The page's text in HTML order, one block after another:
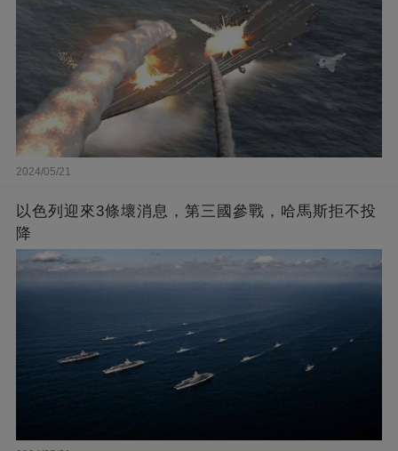
2024/05/21
以色列迎來3條壞消息，第三國參戰，哈馬斯拒不投
降